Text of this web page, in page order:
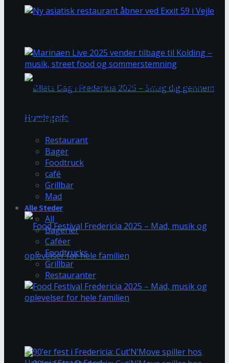
Food Festival Fredericia 2025 slutter af med
morgenjazz og rundstykker
Øllets Dag i Fredericia 2025 – Smag dig gennem
Humlegade
Food Festival Fredericia 2025 – Mad, musik og
Marinaen Live 2025 vender tilbage til Kolding –
musik, street food og sommerstemning
Trending Tags
Restaurant
Bager
Foodtruck
café
Grillbar
Mad
Alle Steder
All
Bagerier
Caféer
Foodtrucks
Grillbar
Restauranter